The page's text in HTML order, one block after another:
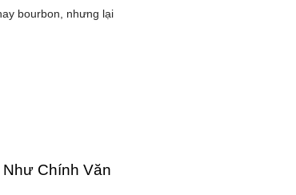
bourbon, nhưng lại
Chính Văn